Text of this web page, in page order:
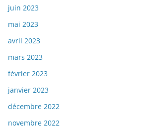
juin 2023
mai 2023
avril 2023
mars 2023
février 2023
janvier 2023
décembre 2022
novembre 2022